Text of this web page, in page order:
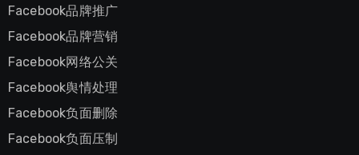
Facebook品牌推广
Facebook品牌营销
Facebook网络公关
Facebook舆情处理
Facebook负面删除
Facebook负面压制